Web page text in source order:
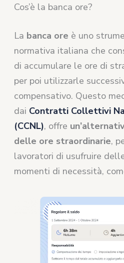
Cos’è la banca ore?
La banca ore è uno
normativa italiana che
di accumulare le ore di
per poi utilizzarle
compensativo. Questo
dai Contratti Collettivi
(CCNL), offre
delle ore straordinarie,
lavoratori di usufruire
momenti di necessità,